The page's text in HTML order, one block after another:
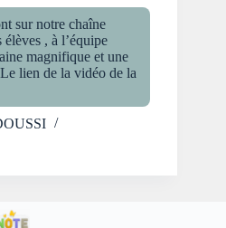
sur notre chaîne
, à l’équipe
magnifique et une
lien de la vidéo de la